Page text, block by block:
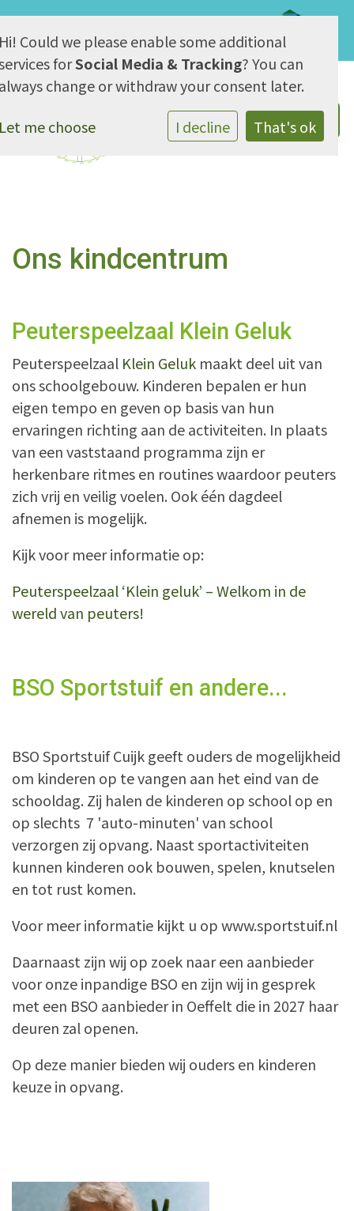
AVG & Privacy
Ons kindcentrum
Peuterspeelzaal Klein Geluk
Peuterspeelzaal Klein Geluk maakt deel uit van
ons schoolgebouw. Kinderen bepalen er hun
eigen tempo en geven op basis van hun
ervaringen richting aan de activiteiten. In plaats
van een vaststaand programma zijn er
herkenbare ritmes en routines waardoor peuters
zich vrij en veilig voelen. Ook één dagdeel
afnemen is mogelijk.
Kijk voor meer informatie op:
Peuterspeelzaal ‘Klein geluk’ – Welkom in de
wereld van peuters!
BSO Sportstuif en andere...
BSO Sportstuif Cuijk geeft ouders de mogelijkheid
om kinderen op te vangen aan het eind van de
schooldag. Zij halen de kinderen op school op en
op slechts 7 'auto-minuten' van school
verzorgen zij opvang. Naast sportactiviteiten
kunnen kinderen ook bouwen, spelen, knutselen
en tot rust komen.
Voor meer informatie kijkt u op www.sportstuif.nl
Daarnaast zijn wij op zoek naar een aanbieder
voor onze inpandige BSO en zijn wij in gesprek
met een BSO aanbieder in Oeffelt die in 2027 haar
deuren zal openen.
Op deze manier bieden wij ouders en kinderen
keuze in opvang.
Could we please enable some additional
forSocial Media & Tracking? You can
change or withdraw your consent later.
me choose
I decline That's ok